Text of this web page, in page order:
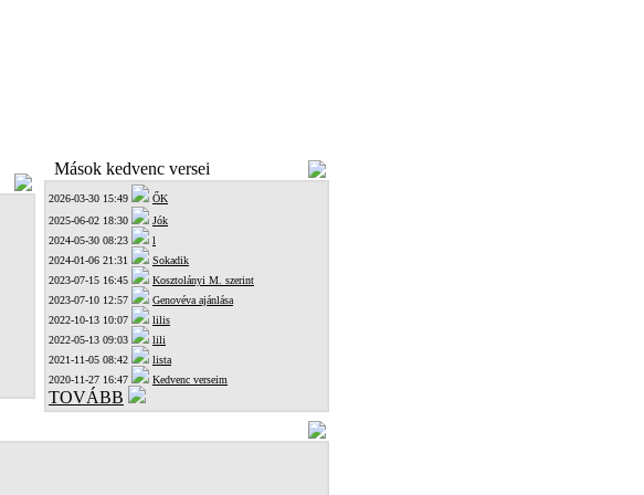
Mások kedvenc versei
2026-03-30 15:49
ŐK
2025-06-02 18:30
Jók
2024-05-30 08:23
l
2024-01-06 21:31
Sokadik
2023-07-15 16:45
Kosztolányi M. szerint
2023-07-10 12:57
Genovéva ajánlása
2022-10-13 10:07
lilis
2022-05-13 09:03
lili
2021-11-05 08:42
lista
2020-11-27 16:47
Kedvenc verseim
TOVÁBB